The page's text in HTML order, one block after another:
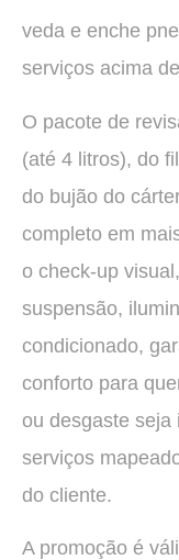
veda e enche
serviços acima
O pacote de
(até 4 litros), do
do bujão do
completo em
o check-up
suspensão,
condicionado,
conforto para
ou desgaste seja
serviços
do cliente.
A promoção é